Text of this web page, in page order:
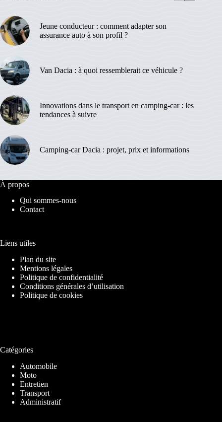
Jeune conducteur : comment adapter son
assurance auto à son profil ?
Van Dacia : à quoi ressemblerait ce véhicule ?
Innovations dans le transport en camping-car : les
tendances à suivre
Camping-car Dacia : projet, prix et informations
À propos
Qui sommes-nous
Contact
Liens utiles
Plan du site
Mentions légales
Politique de confidentialité
Conditions générales d’utilisation
Politique de cookies
Catégories
Automobile
Moto
Entretien
Transport
Administratif